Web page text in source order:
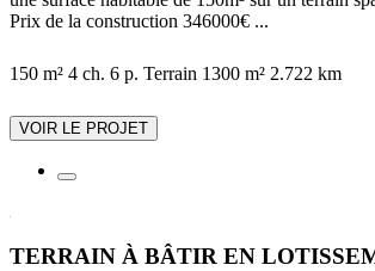
Prix de la construction 346000€ ...
150 m² 4 ch. 6 p. Terrain 1300 m² 2.722 km
VOIR LE PROJET
TERRAIN À BÂTIR EN